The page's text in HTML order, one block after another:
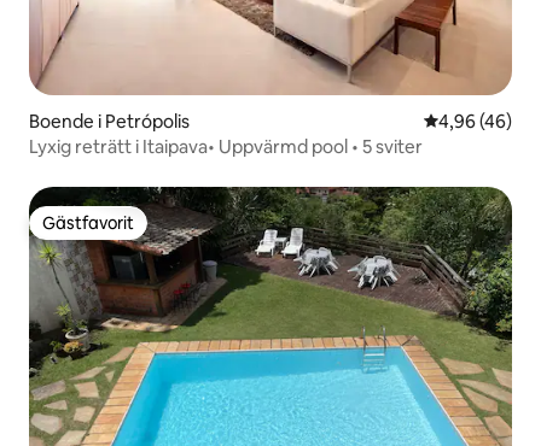
Boende i Petrópolis 4,96 av 5 i
4,96 (46)
Lyxig reträtt i Itaipava• Uppvärmd pool • 5 sviter
Gästfavorit
Gästfavorit